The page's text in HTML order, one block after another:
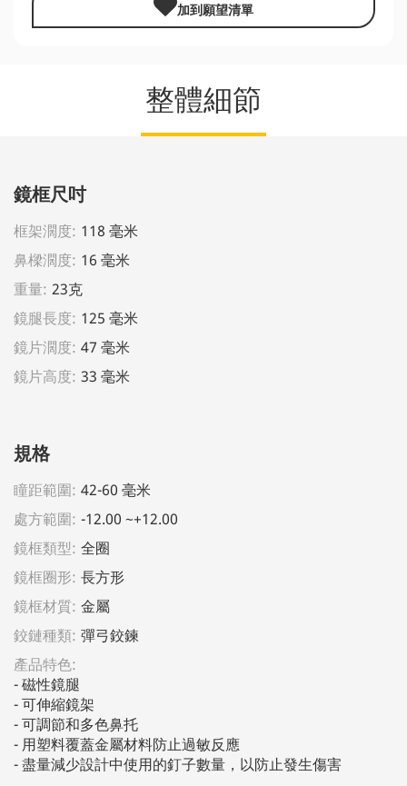
加到願望清單
整體細節
鏡框尺吋
框架濶度: 118 毫米
鼻樑濶度: 16 毫米
重量: 23克
鏡腿長度: 125 毫米
鏡片濶度: 47 毫米
鏡片高度: 33 毫米
規格
瞳距範圍: 42-60 毫米
處方範圍: -12.00 ~+12.00
鏡框類型: 全圈
鏡框圈形: 長方形
鏡框材質: 金屬
鉸鏈種類: 彈弓鉸鍊
產品特色:
- 磁性鏡腿
- 可伸縮鏡架
- 可調節和多色鼻托
- 用塑料覆蓋金屬材料防止過敏反應
- 盡量減少設計中使用的釘子數量，以防止發生傷害